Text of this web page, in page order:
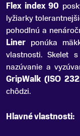
Flex index 90
lyžiarky
pohodlnú a
Liner ponúka
vlastnosti. Skelet s
nazúvanie a
GripWalk (ISO
chôdzi.
Hlavné vlastnosti: